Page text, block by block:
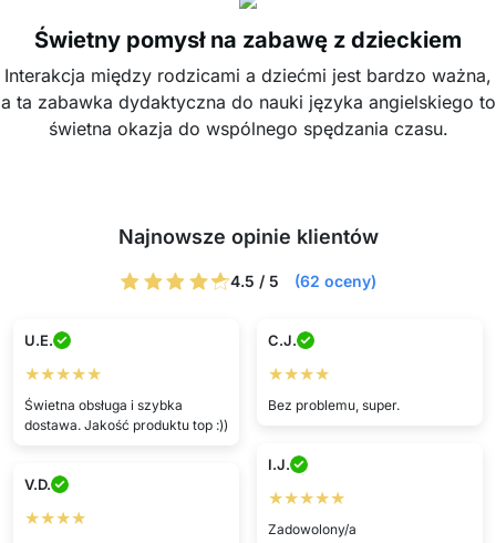
Świetny pomysł na zabawę z dzieckiem
Interakcja między rodzicami a dziećmi jest bardzo ważna,
a ta zabawka dydaktyczna do nauki języka angielskiego to
świetna okazja do wspólnego spędzania czasu.
Najnowsze opinie klientów
4.5 / 5 (62 oceny)
U.E.
★★★★★
Świetna obsługa i szybka
dostawa. Jakość produktu top :))
C.J.
★★★★
Bez problemu, super.
I.J.
★★★★★
Zadowolony/a
V.D.
★★★★